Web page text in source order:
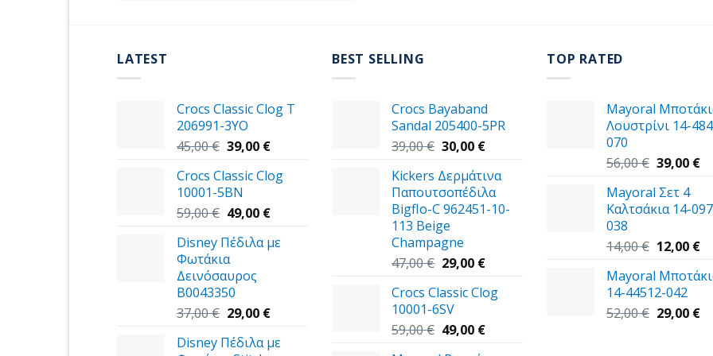
LATEST
Crocs Classic Clog T
206991-3YΟ
45,00€ Original
was:
45,00 €.
39,00 €Η
τιμή
39,00 €.
Crocs Classic Clog
10001-5BN
59,00€ Original
was:
59,00 €.
49,00 €Η
τιμή
Disney Πέδιλα με
Φωτάκια
Δεινόσαυρος
B0043350
37,00€ Original
was:
29,00 €Η
τιμή
Disney Πέδιλα με
BEST SELLING
Crocs Bayaband
Sandal 205400-5PR
39,00€ Original
was:
39,00 €.
30,00 €Η
τιμή
είναι:
30,00 €.
Kickers Δερμάτινα
Παπουτσοπέδιλα
Bigflo-C 962451-10-
113 Beige
Champagne
47,00€ Original
was:
47,00 €.
29,00 €Η
τιμή
29,00 €.
Crocs Classic Clog
10001-6SV
59,00€ Original
49,00 €Η
TOP RATED
Mayoral
Λουστρίνι 14-
070
56,00€ Original
was:
56,00 €.
39,00 €Η
Mayoral Σετ 4
Καλτσάκια 14-
038
14,00€ Original
was:
14,00 €.
12,00 €Η
Mayoral
14-44512-042
52,00€ Original
29,00 €Η